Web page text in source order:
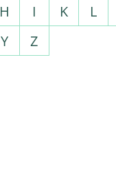
H I K L
Y Z